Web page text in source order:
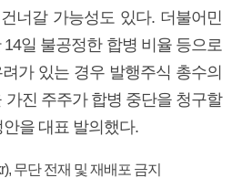
너갈 가능성도 있다. 더불어민
일 불공정한 합병 비율 등으로
가 있는 경우 발행주식 총수의
가진 주주가 합병 중단을 청구할
을 대표 발의했다.
무단 전재 및 재배포 금지